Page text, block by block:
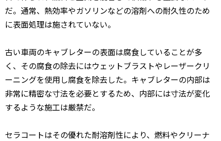
だ。通常、熱効率やガソリンなどの溶剤への耐久性のため
に表面処理は施されていない。
古い車両のキャブレターの表面は腐食していることが多
く、その腐食の除去にはウェットブラストやレーザークリ
ーニングを使用し腐食を除去した。キャブレターの内部は
非常に精密な寸法を必要とするため、内部には寸法が変化
するような施工は厳禁だ。
セラコートはその優れた耐溶剤性により、燃料やクリーナ